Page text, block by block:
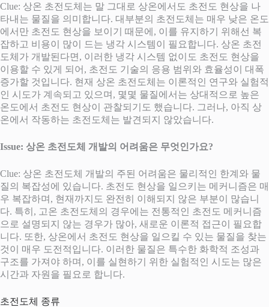
Clue: 상온 초전도체는 말 그대로 상온에서도 초전도 현상을 나
타내는 물질을 의미합니다. 대부분의 초전도체는 매우 낮은 온도
에서만 초전도 현상을 보이기 때문에, 이를 유지하기 위해선 복
잡하고 비용이 많이 드는 냉각 시스템이 필요합니다. 상온 초전
도체가 개발된다면, 이러한 냉각 시스템 없이도 초전도 현상을
이용할 수 있게 되어, 초전도 기술의 응용 범위와 효율성이 대폭
증가할 것입니다. 현재 상온 초전도체는 이론적인 연구와 실험적
인 시도가 계속되고 있으며, 몇몇 물질에서는 상대적으로 높은
온도에서 초전도 현상이 관찰되기도 했습니다. 그러나, 아직 상
온에서 작동하는 초전도체는 발견되지 않았습니다.
Issue: 상온 초전도체 개발의 어려움은 무엇인가요?
Clue: 상온 초전도체 개발의 주된 어려움은 물리적인 한계와 물
질의 복잡성에 있습니다. 초전도 현상을 일으키는 메커니즘은 매
우 복잡하며, 현재까지도 완전히 이해되지 않은 부분이 많습니
다. 특히, 고온 초전도체의 경우에는 전통적인 초전도 메커니즘
으로 설명되지 않는 경우가 많아, 새로운 이론적 접근이 필요합
니다. 또한, 상온에서 초전도 현상을 일으킬 수 있는 물질을 찾는
것이 매우 도전적입니다. 이러한 물질은 특수한 화학적 조성과
구조를 가져야 하며, 이를 실현하기 위한 실험적인 시도는 많은
시간과 자원을 필요로 합니다.
초전도체 종류